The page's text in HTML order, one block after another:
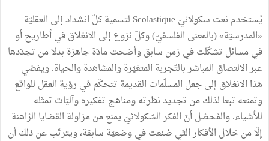
يُستخدم نعت سكولائيّ Scolastique لتسميةكلّ انشدادإلى العقليّة
«المدرسيّة»
(بالمعنى الفلسفيّ)وكلّ نزوع إلى الانغلاقفيأطاريحأو
فيمسائل تشكّلتفي زمن سابقوأضحتمادّةجاهزة بدلامن تجدّدها
عبرالالتصاق المباشربالتّجربة المتغيّرةوالمشاهدةوالحياة.ويفضي
هذا الانغلاق إلىجعل المسلّمات القديمة تتحكّمفي رؤية العقل للواقع
وتمنعه تبعا لذلكمن تجديدنظرتهومناهج تفكيرهوآليّات تمثّله
للأشياء.والمُحصّلأنّ الفكرالسّكولائيّ يمنعمنمزاولة القضايا الرّاهنة
إلّامنخلال الأفكارالتّي صُنعتفيوضعيّة سابقة،ويترتّبعنذلكأن